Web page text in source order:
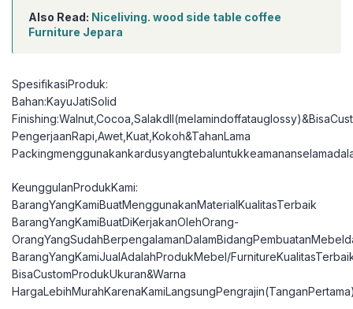
Also Read: Niceliving. wood side table coffee
Furniture Jepara
SpesifikasiProduk:
Bahan:KayuJatiSolid
PengerjaanRapi,Awet,Kuat,Kokoh&TahanLama
KeunggulanProdukKami:
BarangYangKamiBuatMenggunakanMaterialKualitasTerbaik
BarangYangKamiBuatDiKerjakanOlehOrang-
BarangYangKamiJualAdalahProdukMebel/
BisaCustomProdukUkuran&Warna